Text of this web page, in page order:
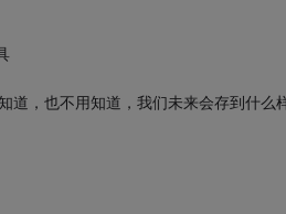
道，也不用知道，我们未来会存到什